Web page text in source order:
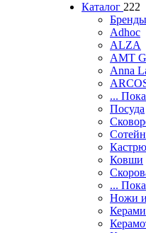
Каталог 222
Бренды
Adhoc
ALZA
AMT
Anna
...
Посуда
Ковши
...
Ножи и